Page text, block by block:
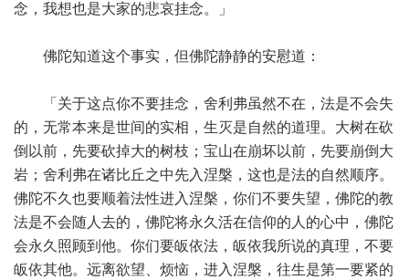
念，我想也是大家的悲哀挂念。」
佛陀知道这个事实，但佛陀静静的安慰道：
「关于这点你不要挂念，舍利弗虽然不在，法是不会失
的，无常本来是世间的实相，生灭是自然的道理。大树在砍
倒以前，先要砍掉大的树枝；宝山在崩坏以前，先要崩倒大
岩；舍利弗在诸比丘之中先入涅槃，这也是法的自然顺序。
佛陀不久也要顺着法性进入涅槃，你们不要失望，佛陀的教
法是不会随人去的，佛陀将永久活在信仰的人的心中，佛陀
会永久照顾到他。你们要皈依法，皈依我所说的真理，不要
皈依其他。远离欲望、烦恼，进入涅槃，往生是第一要紧的